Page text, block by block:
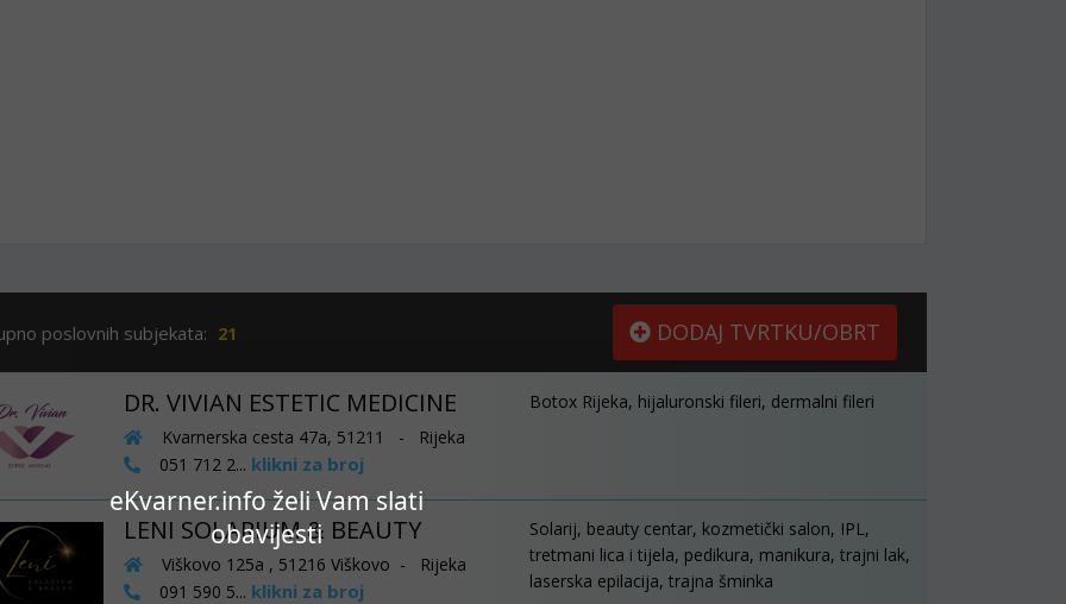
eKvarner.info želi Vam slati
obavijesti
poslovnih subjekata: 21 DODAJ TVRTKU/OBRT
DR. VIVIAN ESTETIC MEDICINE
Kvarnerska cesta 47a, 51211 - Rijeka
051 712 2... klikni za broj
Botox Rijeka, hijaluronski fileri, dermalni fileri
LENI SOLARIUM & BEAUTY
Viškovo 125a , 51216 Viškovo - Rijeka
091 590 5... klikni za broj
Solarij, beauty centar, kozmetički salon, IPL,
tretmani lica i tijela, pedikura, manikura, trajni lak,
laserska epilacija, trajna šminka